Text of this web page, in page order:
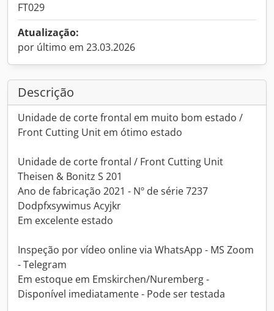
FT029
Atualização:
por último em 23.03.2026
Descrição
Unidade de corte frontal em muito bom estado /
Front Cutting Unit em ótimo estado
Unidade de corte frontal / Front Cutting Unit
Theisen & Bonitz S 201
Ano de fabricação 2021 - Nº de série 7237
Dodpfxsywimus Acyjkr
Em excelente estado
Inspeção por vídeo online via WhatsApp - MS Zoom
- Telegram
Em estoque em Emskirchen/Nuremberg -
Disponível imediatamente - Pode ser testada